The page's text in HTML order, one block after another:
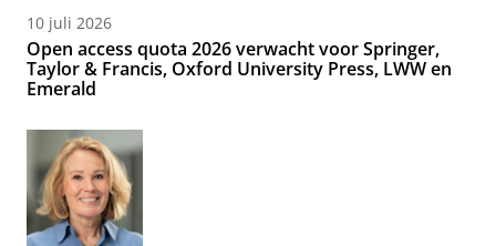
10 juli 2026
Open access quota 2026 verwacht voor Springer,
Taylor & Francis, Oxford University Press, LWW en
Emerald